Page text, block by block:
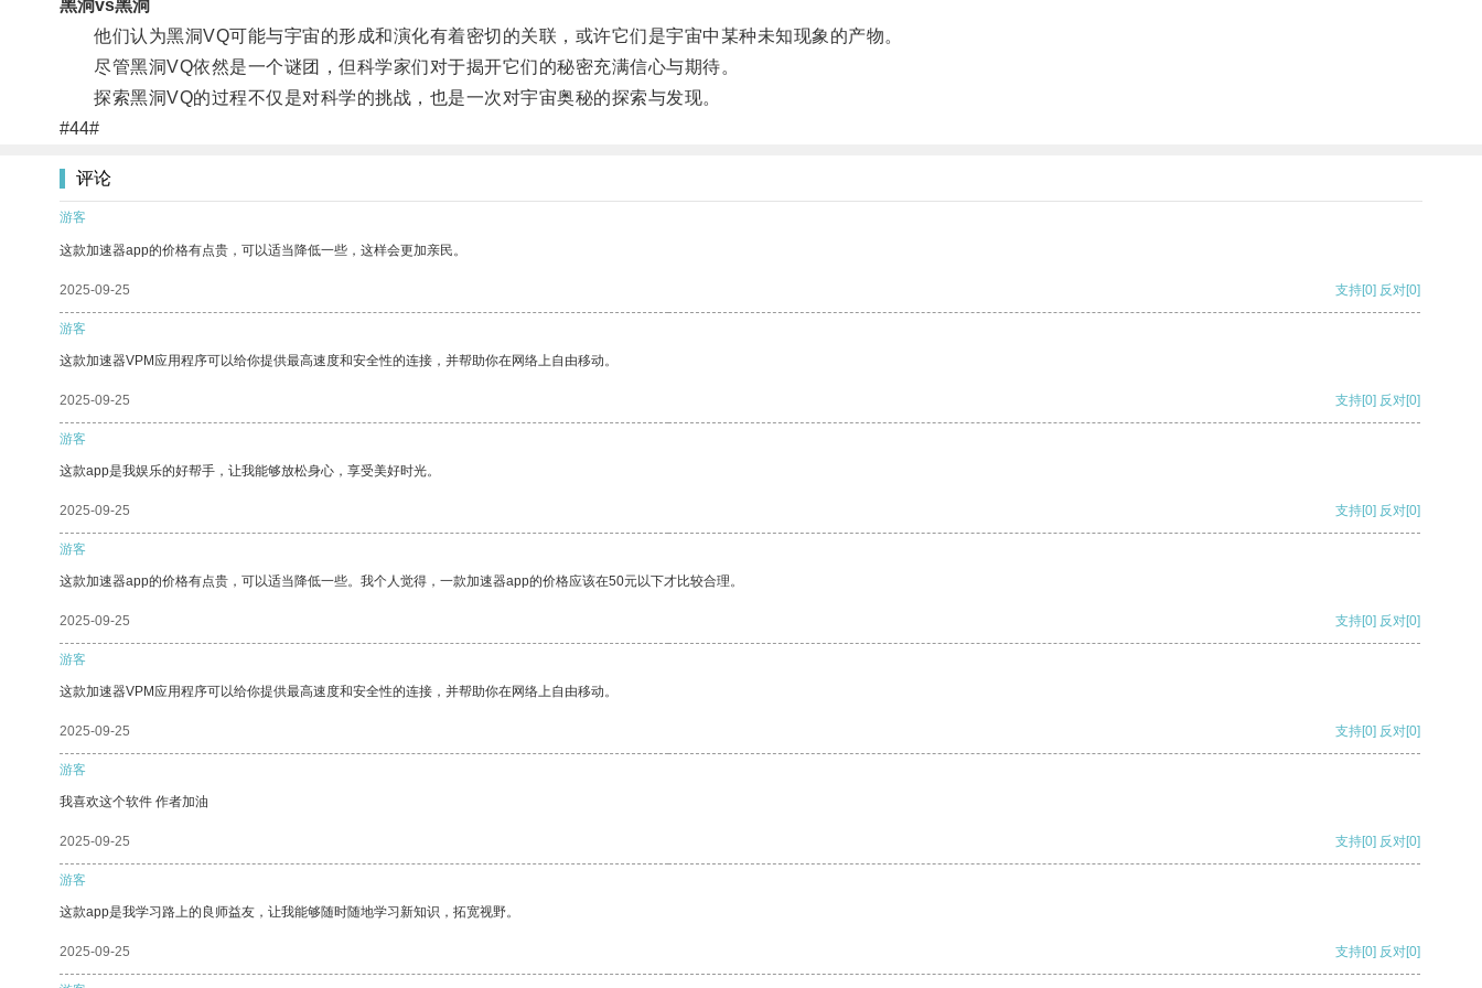
黑洞vs黑洞
他们认为黑洞VQ可能与宇宙的形成和演化有着密切的关联，或许它们是宇宙中某种未知现象的产物。
尽管黑洞VQ依然是一个谜团，但科学家们对于揭开它们的秘密充满信心与期待。
探索黑洞VQ的过程不仅是对科学的挑战，也是一次对宇宙奥秘的探索与发现。
#44#
评论
游客
这款加速器app的价格有点贵，可以适当降低一些，这样会更加亲民。
2025-09-25 支持[0] 反对[0]
游客
这款加速器VPM应用程序可以给你提供最高速度和安全性的连接，并帮助你在网络上自由移动。
2025-09-25 支持[0] 反对[0]
游客
这款app是我娱乐的好帮手，让我能够放松身心，享受美好时光。
2025-09-25 支持[0] 反对[0]
游客
这款加速器app的价格有点贵，可以适当降低一些。我个人觉得，一款加速器app的价格应该在50元以下才比较合理。
2025-09-25 支持[0] 反对[0]
游客
这款加速器VPM应用程序可以给你提供最高速度和安全性的连接，并帮助你在网络上自由移动。
2025-09-25 支持[0] 反对[0]
游客
我喜欢这个软件 作者加油
2025-09-25 支持[0] 反对[0]
游客
这款app是我学习路上的良师益友，让我能够随时随地学习新知识，拓宽视野。
2025-09-25 支持[0] 反对[0]